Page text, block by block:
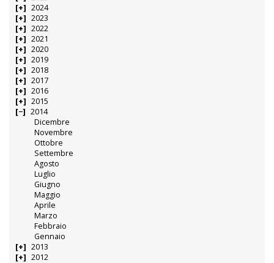
2024
2023
2022
2021
2020
2019
2018
2017
2016
2015
2014
Dicembre
Novembre
Ottobre
Settembre
Agosto
Luglio
Giugno
Maggio
Aprile
Marzo
Febbraio
Gennaio
2013
2012